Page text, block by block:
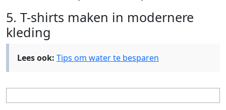
5. T-shirts maken in modernere
kleding
Lees ook: Tips om water te besparen